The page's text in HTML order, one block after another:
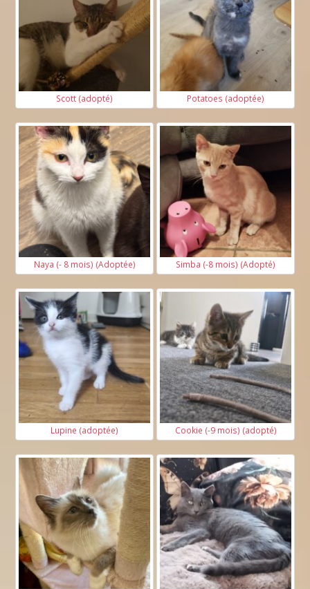
Scott (adopté) Potatoes (adoptée)
Naya (- 8 mois) (Adoptée) Simba (-8 mois) (Adopté)
Lupine (adoptée) Cookie (-9 mois) (adopté)